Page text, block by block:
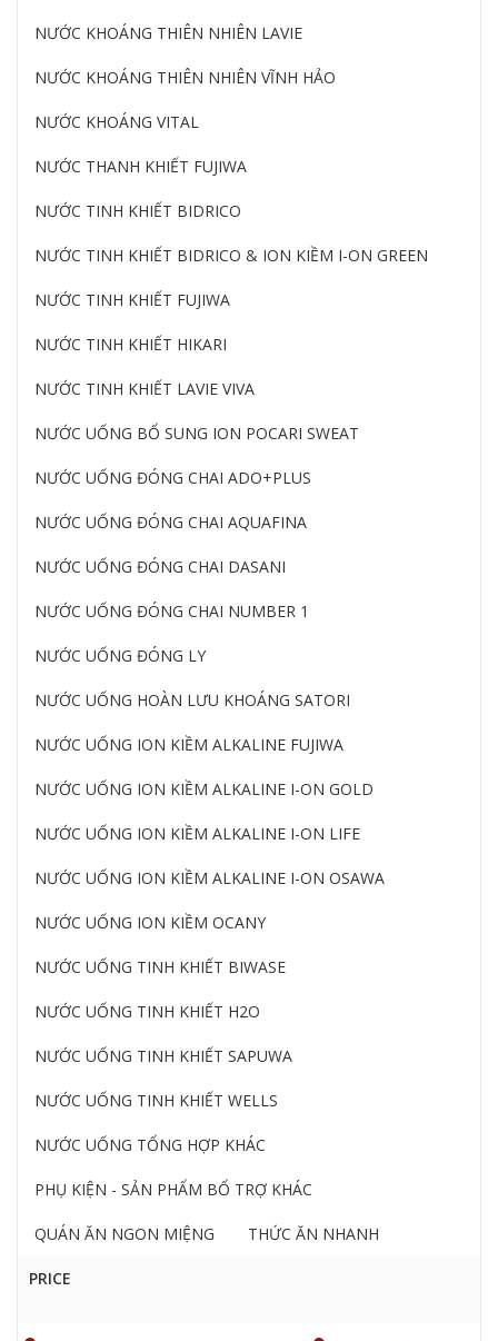
NƯỚC KHOÁNG THIÊN NHIÊN LAVIE
NƯỚC KHOÁNG THIÊN NHIÊN VĨNH HẢO
NƯỚC KHOÁNG VITAL
NƯỚC THANH KHIẾT FUJIWA
NƯỚC TINH KHIẾT BIDRICO
NƯỚC TINH KHIẾT BIDRICO & ION KIỀM I-ON GREEN
NƯỚC TINH KHIẾT FUJIWA
NƯỚC TINH KHIẾT HIKARI
NƯỚC TINH KHIẾT LAVIE VIVA
NƯỚC UỐNG BỔ SUNG ION POCARI SWEAT
NƯỚC UỐNG ĐÓNG CHAI ADO+PLUS
NƯỚC UỐNG ĐÓNG CHAI AQUAFINA
NƯỚC UỐNG ĐÓNG CHAI DASANI
NƯỚC UỐNG ĐÓNG CHAI NUMBER 1
NƯỚC UỐNG ĐÓNG LY
NƯỚC UỐNG HOÀN LƯU KHOÁNG SATORI
NƯỚC UỐNG ION KIỀM ALKALINE FUJIWA
NƯỚC UỐNG ION KIỀM ALKALINE I-ON GOLD
NƯỚC UỐNG ION KIỀM ALKALINE I-ON LIFE
NƯỚC UỐNG ION KIỀM ALKALINE I-ON OSAWA
NƯỚC UỐNG ION KIỀM OCANY
NƯỚC UỐNG TINH KHIẾT BIWASE
NƯỚC UỐNG TINH KHIẾT H2O
NƯỚC UỐNG TINH KHIẾT SAPUWA
NƯỚC UỐNG TINH KHIẾT WELLS
NƯỚC UỐNG TỔNG HỢP KHÁC
PHỤ KIỆN - SẢN PHẨM BỔ TRỢ KHÁC
QUÁN ĂN NGON MIỆNG THỨC ĂN NHANH
PRICE